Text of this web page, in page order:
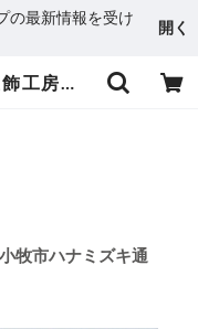
の最新情報を受け
開く
ハナミズキリング | 宝飾工房 Ｋ’ｓ ＣＲＡＦＴ
牧市ハナミズキ通